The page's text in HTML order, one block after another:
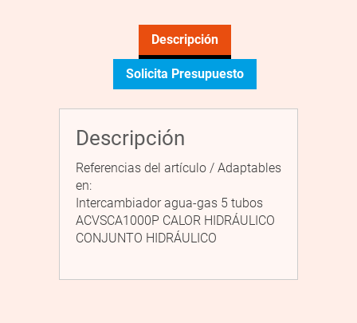
Descripción
Solicita Presupuesto
Descripción
Referencias del artículo / Adaptables
en:
Intercambiador agua-gas 5 tubos
ACVSCA1000P CALOR HIDRÁULICO
CONJUNTO HIDRÁULICO